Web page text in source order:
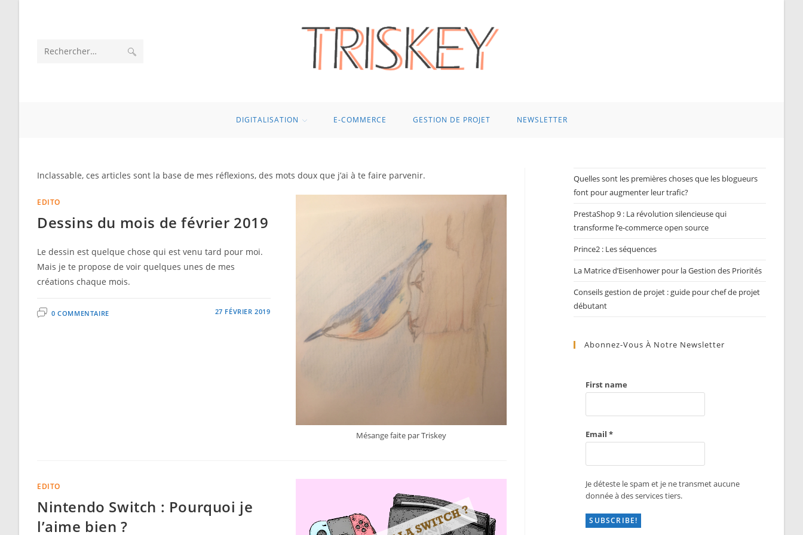
Rechercher
DIGITALISATION E-COMMERCE GESTION DE PROJET NEWSLETTER
Inclassable, ces articles sont la base de mes réflexions, des mots doux que j’ai à te faire parvenir.
EDITO
Dessins du mois de février 2019
Le dessin est quelque chose qui est venu tard pour moi.
Mais je te propose de voir quelques unes de mes
créations chaque mois.
0 COMMENTAIRE 27 FÉVRIER 2019
Mésange faite par Triskey
EDITO
Nintendo Switch : Pourquoi je
l’aime bien ?
Quelles sont les premières choses que les blogueurs
font pour augmenter leur trafic?
PrestaShop 9 : La révolution silencieuse qui
transforme l’e-commerce open source
Prince2 : Les séquences
La Matrice d’Eisenhower pour la Gestion des Priorités
Conseils gestion de projet : guide pour chef de projet
débutant
Abonnez-Vous À Notre Newsletter
First name
Email*
Je déteste le spam et je ne transmet aucune
donnée à des services tiers.